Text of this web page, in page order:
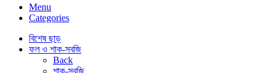
Menu
Categories
বিশেষ ছাড়
ফল ও শাক-সবজি
Back
শাক-সবজি